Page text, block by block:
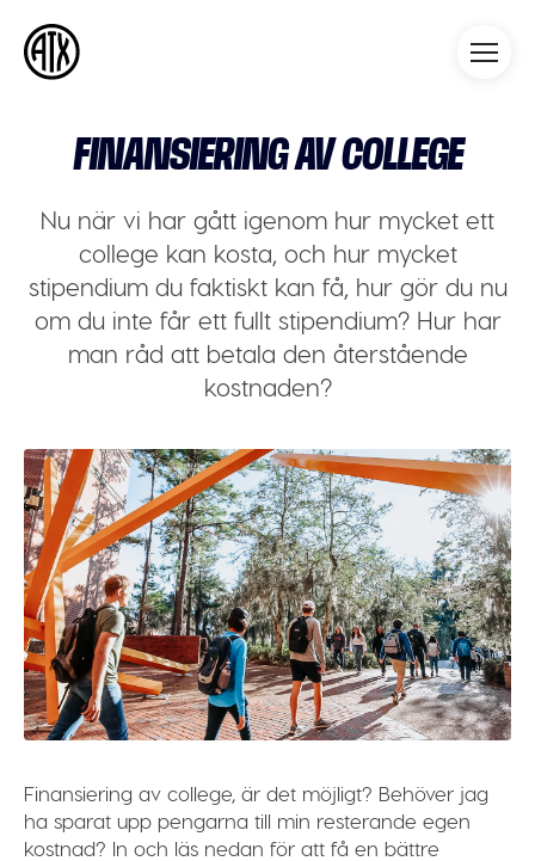
FINANSIERING AV COLLEGE
Nu när vi har gått igenom hur mycket ett
college kan kosta, och hur mycket
stipendium du faktiskt kan få, hur gör du nu
om du inte får ett fullt stipendium? Hur har
man råd att betala den återstående
kostnaden?
Finansiering av college, är det möjligt? Behöver jag
ha sparat upp pengarna till min resterande egen
kostnad? In och läs nedan för att få en bättre